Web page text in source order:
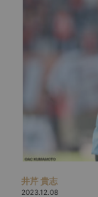
井芹 貴志
2023.12.08